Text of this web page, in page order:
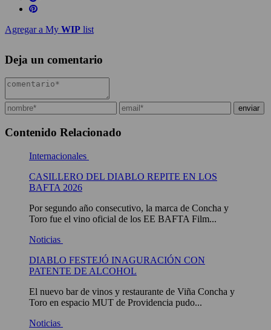
Agregar a My WIP list
Deja un comentario
Contenido Relacionado
Internacionales
CASILLERO DEL DIABLO REPITE EN LOS
BAFTA 2026
Por segundo año consecutivo, la marca de Concha y
Toro fue el vino oficial de los EE BAFTA Film...
Noticias
DIABLO FESTEJÓ INAGURACIÓN CON
PATENTE DE ALCOHOL
El nuevo bar de vinos y restaurante de Viña Concha y
Toro en espacio MUT de Providencia pudo...
Noticias